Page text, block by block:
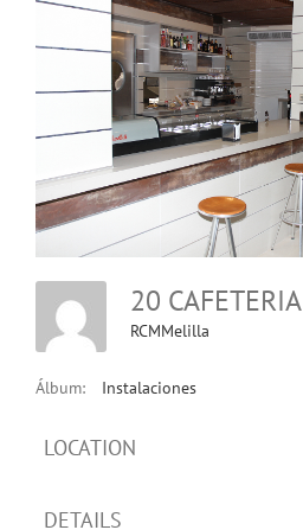
20 CAFETERIA
RCMMelilla
Álbum: Instalaciones
LOCATION
DETAILS